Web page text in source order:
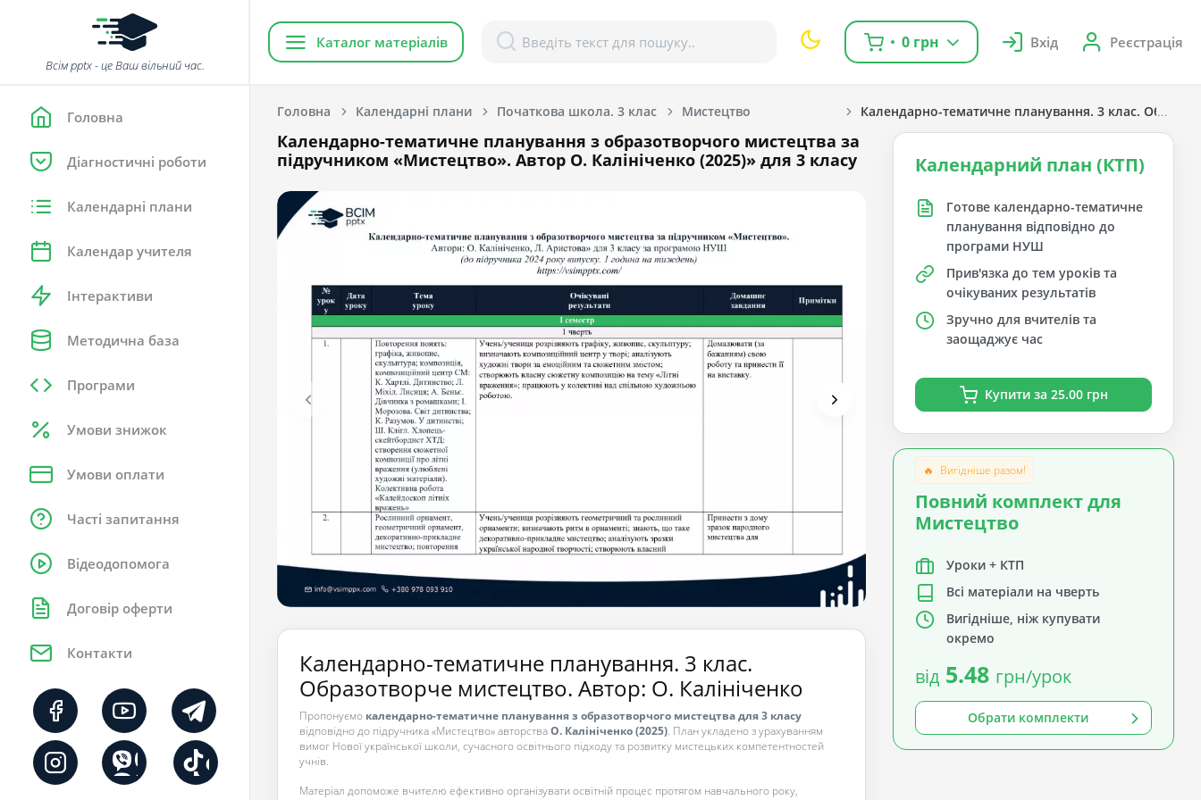
Всім pptx - це Ваш вільний час.
Головна
Діагностичні роботи
Календарні плани
Календар учителя
Інтерактиви
Методична база
Програми
Умови знижок
Умови оплати
Часті запитання
Відеодопомога
Договір оферти
Контакти
Каталог матеріалів 0 грн Вхід Реєстрація
Головна Календарні плани Початкова школа. 3 клас Мистецтво Календарно-тематичне планування. 3 клас.
Календарно-тематичне планування з образотворчого мистецтва за
підручником «Мистецтво». Автор О. Калініченко (2025)» для 3 класу
Календарно-тематичне планування. 3 клас.
Образотворче мистецтво. Автор: О. Калініченко
Пропонуємо календарно-тематичне планування з образотворчого мистецтва для 3 класу
відповідно до підручника «Мистецтво» авторстваО. Калініченко (2025). План укладено з урахуванням
вимог Нової української школи, сучасного освітнього підходу та розвитку мистецьких компетентностей
учнів.
Матеріал допоможе вчителю ефективно організувати освітній процес протягом навчального року,
Календарний план (КТП)
Готове календарно-тематичне
планування відповідно до
програми НУШ
Прив'язка до тем уроків та
очікуваних результатів
Зручно для вчителів та
заощаджує час
Купити за 25.00 грн
🔥 Вигідніше разом!
Повний комплект для
Мистецтво
Уроки + КТП
Всі матеріали на чверть
Вигідніше, ніж купувати
окремо
від 5.48 грн/урок
Обрати комплекти